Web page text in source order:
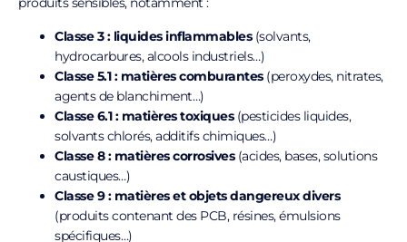
Classe 3 : liquides inflammables(solvants,
hydrocarbures, alcools industriels…)
Classe 5.1 : matières comburantes(peroxydes, nitrates,
agents de blanchiment…)
Classe 6.1 : matières toxiques(pesticides liquides,
solvants chlorés, additifs chimiques…)
Classe 8 : matières corrosives(acides, bases, solutions
caustiques…)
Classe 9 : matières et objets dangereux divers
(produits contenant des PCB, résines, émulsions
spécifiques…)